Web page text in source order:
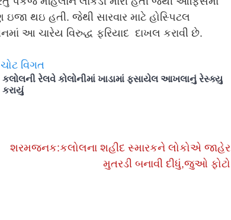
થઇ હતી. જેથી સારવાર માટે હોસ્પિટલ
આ ચારેય વિરુદ્ધ ફરિયાદ દાખલ કરાવી છે.
વિગત
કલોલની રેલવે કોલોનીમાં ખાડામાં ફસાયેલ આખલાનું રેસ્ક્યુ
કરાયું
શરમજનક:કલોલના શહીદ સ્મારકને લોકોએ જાહેર
મુતરડી બનાવી દીધું,જુઓ ફોટો